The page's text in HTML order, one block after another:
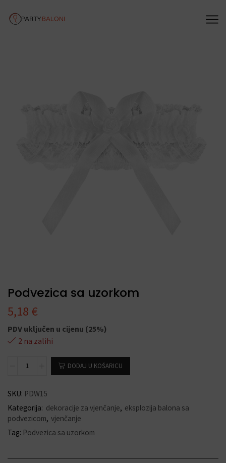
Podvezica sa uzorkom
5,18 €
PDV uključen u cijenu (25%)
2 na zalihi
DODAJ U KOŠARICU
SKU: PDW15
Kategorija: dekoracije za vjenčanje, eksplozija balona sa
podvezicom, vjenčanje
Tag: Podvezica sa uzorkom